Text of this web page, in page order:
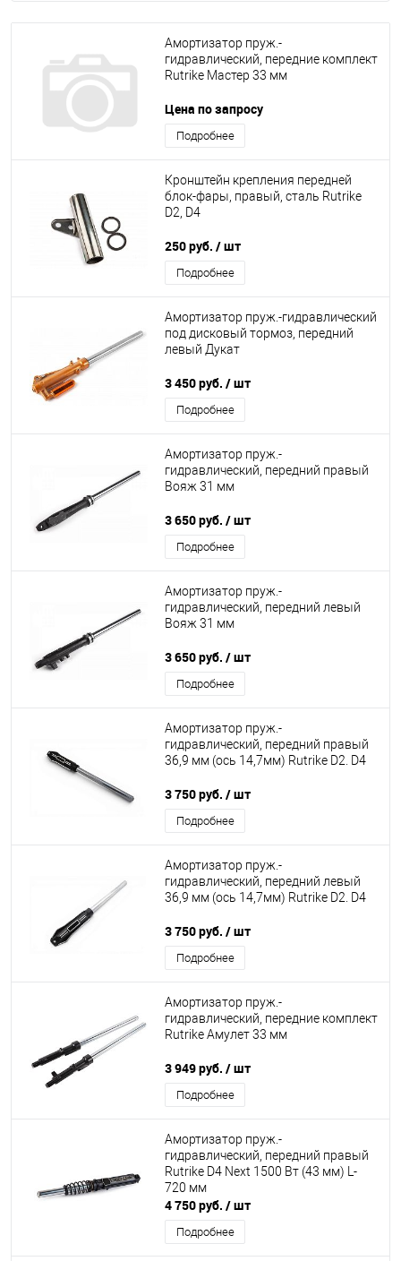
Амортизатор пруж.-
гидравлический, передние комплект
Rutrike Мастер 33 мм
Цена по запросу
Подробнее
Кронштейн крепления передней
блок-фары, правый, сталь Rutrike
D2, D4
250 руб. / шт
Подробнее
Амортизатор пруж.-гидравлический
под дисковый тормоз, передний
левый Дукат
3 450 руб. / шт
Подробнее
Амортизатор пруж.-
гидравлический, передний правый
Вояж 31 мм
3 650 руб. / шт
Подробнее
Амортизатор пруж.-
гидравлический, передний левый
Вояж 31 мм
3 650 руб. / шт
Подробнее
Амортизатор пруж.-
гидравлический, передний правый
36,9 мм (ось 14,7мм) Rutrike D2. D4
3 750 руб. / шт
Подробнее
Амортизатор пруж.-
гидравлический, передний левый
36,9 мм (ось 14,7мм) Rutrike D2. D4
3 750 руб. / шт
Подробнее
Амортизатор пруж.-
гидравлический, передние комплект
Rutrike Амулет 33 мм
3 949 руб. / шт
Подробнее
Амортизатор пруж.-
гидравлический, передний правый
Rutrike D4 Next 1500 Вт (43 мм) L-
720 мм
4 750 руб. / шт
Подробнее